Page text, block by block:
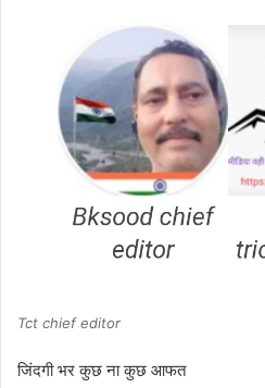
Tct chief editor
जिंदगी भर कुछ ना कुछ आफत